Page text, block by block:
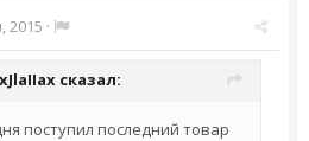
2015 ·
xJlaIIax сказал:
поступил последний товар